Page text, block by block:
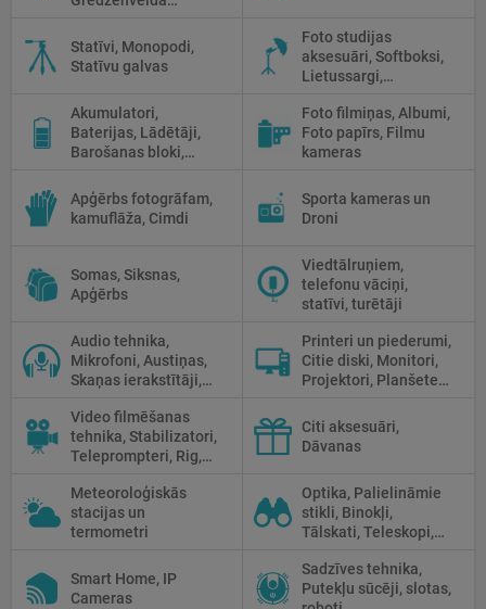
Prožektori,
Fluorescējošās,
Halogānās
Statīvi, Monopodi,
Statīvu galvas
Foto studijas
aksesuāri, Softboksi,
Lietussargi,
Priekšmetu galdi
Akumulatori,
Baterijas, Lādētāji,
Barošanas bloki,
Foto filmiņas, Albumi,
Foto papīrs, Filmu
kameras
Apģērbs fotogrāfam,
kamuflāža, Cimdi
Sporta kameras un
Droni
Somas, Siksnas,
Apģērbs
Viedtālruņiem,
telefonu vāciņi,
statīvi, turētāji
Audio tehnika,
Mikrofoni, Austiņas,
Skaņas ierakstītāji,
Printeri un piederumi,
Citie diski, Monitori,
Projektori, Planšetes,
Video filmēšanas
tehnika, Stabilizatori,
Teleprompteri, Rig,
Citi aksesuāri,
Dāvanas
Meteoroloģiskās
stacijas un
termometri
Optika, Palielināmie
stikli, Binokļi,
Tālskati, Teleskopi,
Mikroskopi,
Termokameras, Nakts
Smart Home, IP
Cameras
Sadzīves tehnika,
Putekļu sūcēji, slotas,